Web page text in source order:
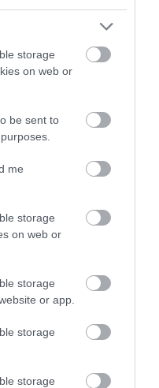
storage
on web or
be sent to
me
storage
on web or
storage
or app.
storage
storage